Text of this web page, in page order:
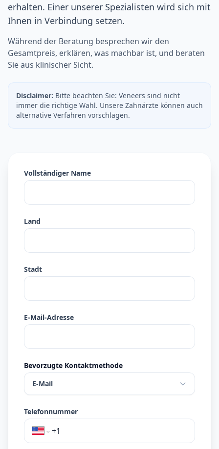
erhalten. Einer unserer Spezialisten wird sich mit
Ihnen in Verbindung setzen.
Während der Beratung besprechen wir den
Gesamtpreis, erklären, was machbar ist, und beraten
Sie aus klinischer Sicht.
Disclaimer: Bitte beachten Sie: Veneers sind nicht
immer die richtige Wahl. Unsere Zahnärzte können auch
alternative Verfahren vorschlagen.
Vollständiger Name
Land
Stadt
E-Mail-Adresse
Bevorzugte Kontaktmethode
E-Mail
Telefonnummer